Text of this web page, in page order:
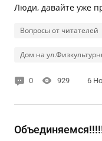
Люди, давайте уже
Вопросы от читателей
Дом на
0 929 6